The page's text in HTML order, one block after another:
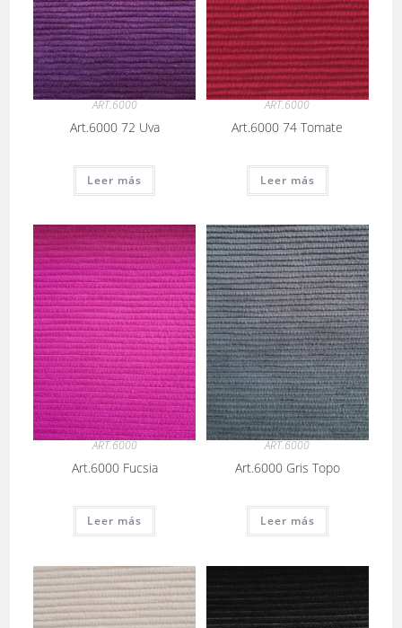
ART.6000
Art.6000 72 Uva
Leer más
ART.6000
Art.6000 74 Tomate
Leer más
ART.6000
Art.6000 Fucsia
Leer más
ART.6000
Art.6000 Gris Topo
Leer más